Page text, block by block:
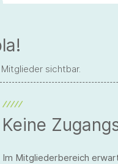
sichtbar.
Keine
Im Mitgliederbereich